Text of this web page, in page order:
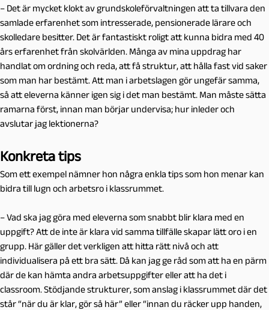
– Det är mycket klokt av grundskoleförvaltningen att ta tillvara den
samlade erfarenhet som intresserade, pensionerade lärare och
skolledare besitter. Det är fantastiskt roligt att kunna bidra med 40
års erfarenhet från skolvärlden. Många av mina uppdrag har
handlat om ordning och reda, att få struktur, att hålla fast vid saker
som man har bestämt. Att man i arbetslagen gör ungefär samma,
så att eleverna känner igen sig i det man bestämt. Man måste sätta
ramarna först, innan man börjar undervisa; hur inleder och
avslutar jag lektionerna?
Konkreta tips
Som ett exempel nämner hon några enkla tips som hon menar kan
bidra till lugn och arbetsro i klassrummet.
– Vad ska jag göra med eleverna som snabbt blir klara med en
uppgift? Att de inte är klara vid samma tillfälle skapar lätt oro i en
grupp. Här gäller det verkligen att hitta rätt nivå och att
individualisera på ett bra sätt. Då kan jag ge råd som att ha en pärm
där de kan hämta andra arbetsuppgifter eller att ha det i
classroom. Stödjande strukturer, som anslag i klassrummet där det
står “när du är klar, gör så här” eller “innan du räcker upp handen,